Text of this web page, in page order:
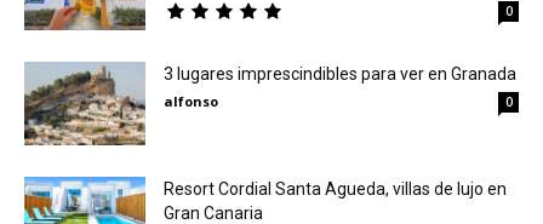
0
3 lugares imprescindibles para ver en Granada
alfonso 0
Resort Cordial Santa Agueda, villas de lujo en
Gran Canaria